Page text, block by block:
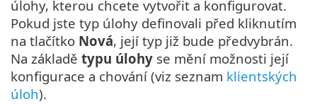
úlohy, kterou chcete vytvořit a konfigurovat.
Pokud jste typ úlohy definovali před kliknutím
na tlačítko Nová, její typ již bude předvybrán.
Na základě typu úlohy se mění možnosti její
konfigurace a chování (viz seznam klientských
úloh).